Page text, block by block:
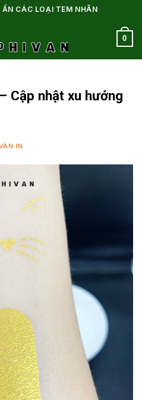
ẤN CÁC LOẠI TEM NHÃN
0
Cập nhật xu hướng
IN